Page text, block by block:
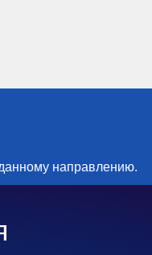
направлению.